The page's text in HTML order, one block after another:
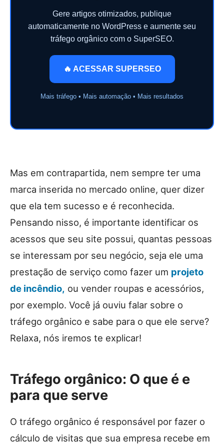
Gere artigos otimizados, publique
automaticamente no WordPress e aumente seu
tráfego orgânico com o SuperSEO.
🔥 ACESSAR SUPERSEO
Mais tráfego • Mais automação • Mais resultados
Mas em contrapartida, nem sempre ter uma
marca inserida no mercado online, quer dizer
que ela tem sucesso e é reconhecida.
Pensando nisso, é importante identificar os
acessos que seu site possui, quantas pessoas
se interessam por seu negócio, seja ele uma
prestação de serviço como fazer um projeto
de incêndio, ou vender roupas e acessórios,
por exemplo. Você já ouviu falar sobre o
tráfego orgânico e sabe para o que ele serve?
Relaxa, nós iremos te explicar!
Tráfego orgânico: O que é e
para que serve
O tráfego orgânico é responsável por fazer o
cálculo de visitas que sua empresa recebe em